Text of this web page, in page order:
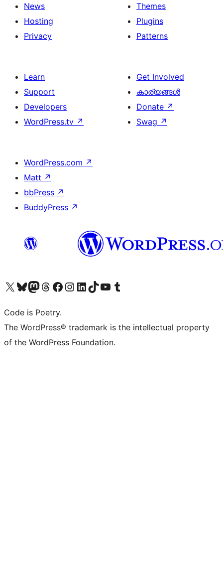
News
Hosting
Privacy
Themes
Plugins
Patterns
Learn
Support
Developers
WordPress.tv ↗
Get Involved
കാര്യങ്ങള്‍
Donate ↗
Swag ↗
WordPress.com ↗
Matt ↗
bbPress ↗
BuddyPress ↗
Visit our X (formerly Twitter) account
ഞങ്ങളുടെ ബ്ലൂസ്കൈ അക്കൗണ്ട് സന്ദർശിക്കുക
Visit our Mastodon account
ഞങ്ങളുടെ ത്രെഡ്സ് അക്കൗണ്ട് സന്ദർശിക്കുക
Visit our Facebook page
Visit our Instagram account
Visit our LinkedIn account
ഞങ്ങളുടെ ടിക് ടോക് അക്കൗണ്ട് സന്ദർശിക്കുക
Visit our YouTube channel
ഞങ്ങളുടെ ടംബ്ലർ അക്കൗണ്ട് സന്ദർശിക്കുക
Code is Poetry.
The WordPress® trademark is the intellectual property
of the WordPress Foundation.